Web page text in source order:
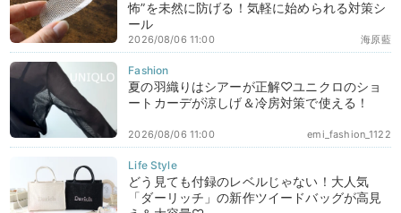
怖”を未然に防げる！気軽に始められる対策シ
ール
海原藍
2026/08/06 11:00
夏の羽織りはシアーが正解♡ユニクロのショ
ートカーデが涼しげ＆冷房対策で使える！
emi_fashion_1122
2026/08/06 11:00
どう見ても付録のレベルじゃない！大人気
「ダーリッチ」の新作ツイードバッグが高見